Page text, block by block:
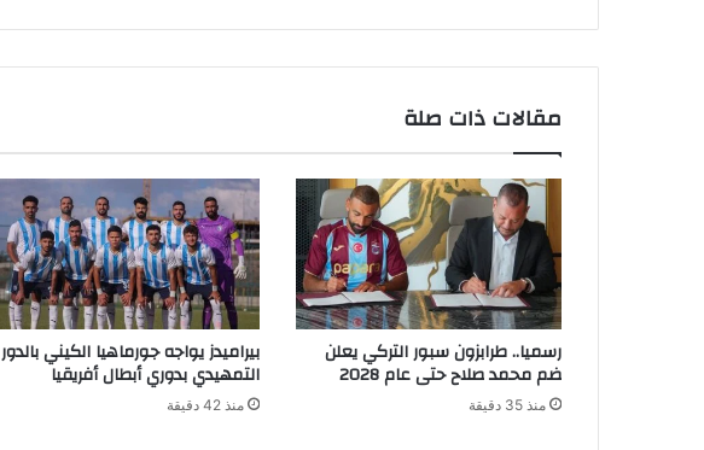
مقالات ذات صلة
رسميا.. طرابزون سبور التركي يعلن
ضم محمد صلاح حتى عام 2028
منذ 35 دقيقة
بيراميدز يواجه جورماهيا الكيني بالدور
التمهيدي بدوري أبطال أفريقيا
منذ 42 دقيقة